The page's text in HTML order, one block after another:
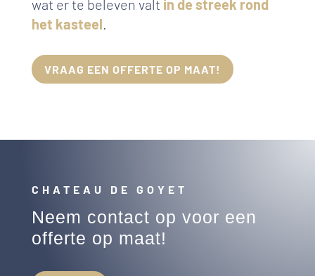
wat er te beleven valt in de streek rond
het kasteel.
VRAAG EEN OFFERTE OP MAAT!
CHATEAU DE GOYET
Neem contact op voor een
offerte op maat!